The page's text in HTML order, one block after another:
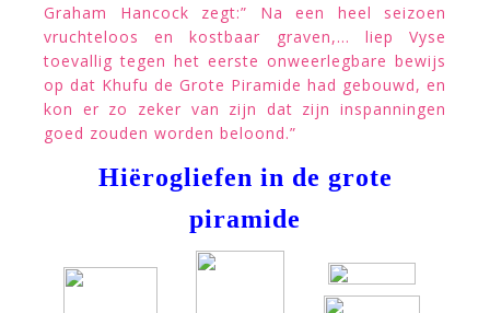
Graham Hancock zegt:” Na een heel seizoen
vruchteloos en kostbaar graven,… liep Vyse
toevallig tegen het eerste onweerlegbare bewijs
op dat Khufu de Grote Piramide had gebouwd, en
kon er zo zeker van zijn dat zijn inspanningen
goed zouden worden beloond.”
Hiërogliefen in de grote
piramide